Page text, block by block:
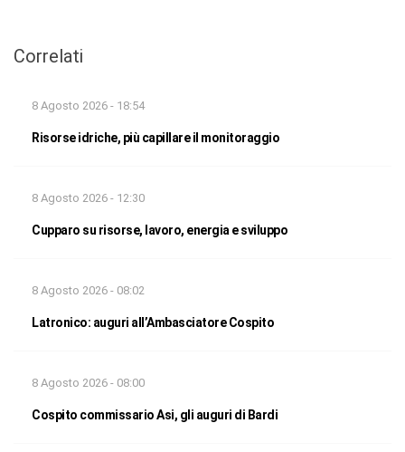
Correlati
8 Agosto 2026 - 18:54
Risorse idriche, più capillare il monitoraggio
8 Agosto 2026 - 12:30
Cupparo su risorse, lavoro, energia e sviluppo
8 Agosto 2026 - 08:02
Latronico: auguri all’Ambasciatore Cospito
8 Agosto 2026 - 08:00
Cospito commissario Asi, gli auguri di Bardi